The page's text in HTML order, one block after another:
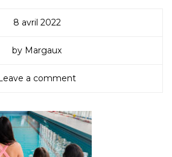
8 avril 2022
by Margaux
a comment